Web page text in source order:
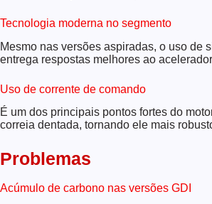
Tecnologia moderna no segmento
Mesmo nas versões aspiradas, o uso de
entrega respostas melhores ao
Uso de corrente de comando
É um dos principais pontos fortes do
correia dentada, tornando ele mais
Problemas
Acúmulo de carbono nas versões GDI